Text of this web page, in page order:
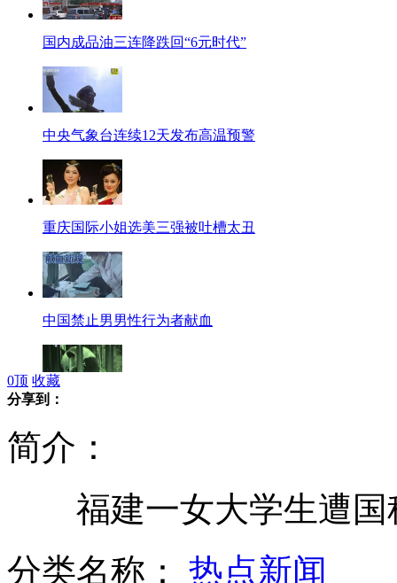
国内成品油三连降跌回“6元时代”
中央气象台连续12天发布高温预警
重庆国际小姐选美三强被吐槽太丑
中国禁止男男性行为者献血
夺驾照撕罚单 交警遭遇"牛"司机
0顶 收藏
分享到：
简介：
福建一女大学生遭国
分类名称： 热点新闻